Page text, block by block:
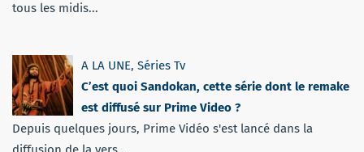
tous les midis...
A LA UNE, Séries Tv
C’est quoi Sandokan, cette série dont le remake
est diffusé sur Prime Video ?
Depuis quelques jours, Prime Vidéo s'est lancé dans la